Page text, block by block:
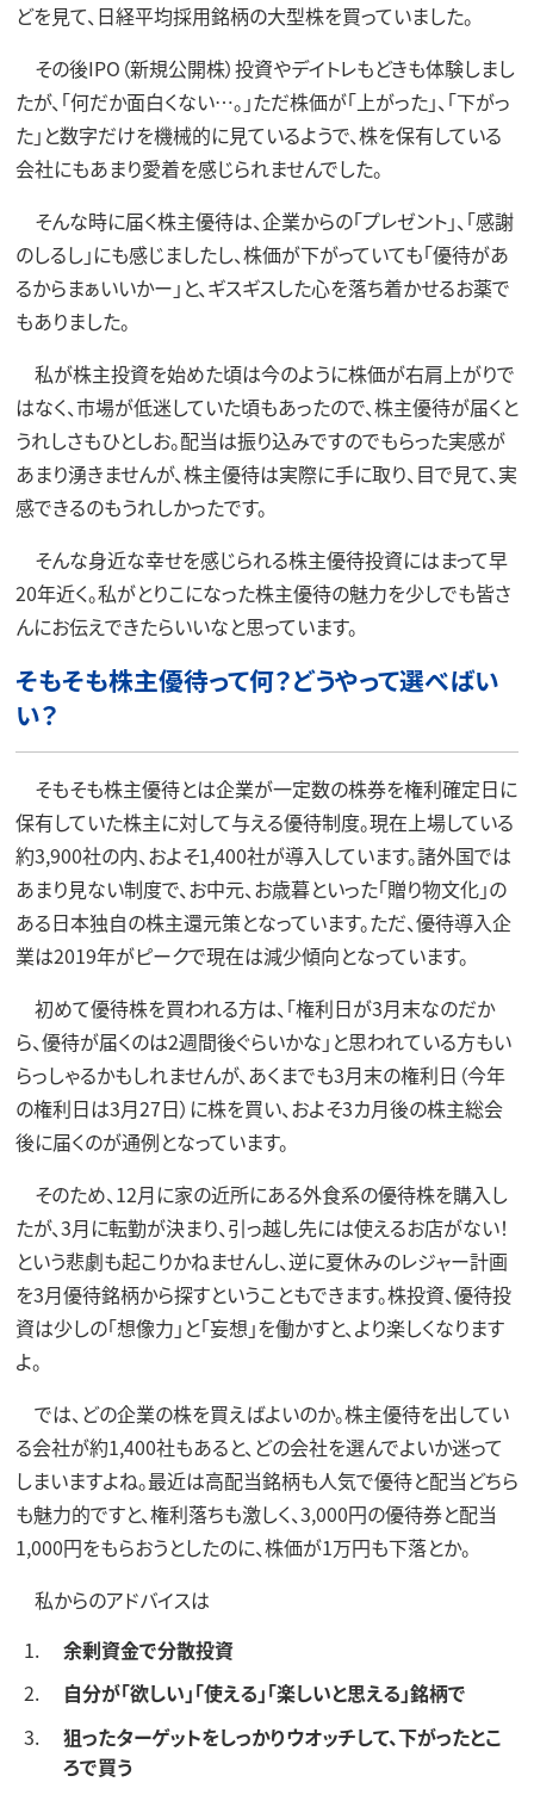
どを見て、日経平均採用銘柄の大型株を買っていました。
その後IPO（新規公開株）投資やデイトレもどきも体験しまし
たが、「何だか面白くない…。」ただ株価が「上がった」、「下がっ
た」と数字だけを機械的に見ているようで、株を保有している
会社にもあまり愛着を感じられませんでした。
そんな時に届く株主優待は、企業からの「プレゼント」、「感謝
のしるし」にも感じましたし、株価が下がっていても「優待があ
るからまぁいいかー」と、ギスギスした心を落ち着かせるお薬で
もありました。
私が株主投資を始めた頃は今のように株価が右肩上がりで
はなく、市場が低迷していた頃もあったので、株主優待が届くと
うれしさもひとしお。配当は振り込みですのでもらった実感が
あまり湧きませんが、株主優待は実際に手に取り、目で見て、実
感できるのもうれしかったです。
そんな身近な幸せを感じられる株主優待投資にはまって早
20年近く。私がとりこになった株主優待の魅力を少しでも皆さ
んにお伝えできたらいいなと思っています。
そもそも株主優待って何？どうやって選べばい
い？
そもそも株主優待とは企業が一定数の株券を権利確定日に
保有していた株主に対して与える優待制度。現在上場している
約3,900社の内、およそ1,400社が導入しています。諸外国では
あまり見ない制度で、お中元、お歳暮といった「贈り物文化」の
ある日本独自の株主還元策となっています。ただ、優待導入企
業は2019年がピークで現在は減少傾向となっています。
初めて優待株を買われる方は、「権利日が3月末なのだか
ら、優待が届くのは2週間後ぐらいかな」と思われている方もい
らっしゃるかもしれませんが、あくまでも3月末の権利日（今年
の権利日は3月27日）に株を買い、およそ3カ月後の株主総会
後に届くのが通例となっています。
そのため、12月に家の近所にある外食系の優待株を購入し
たが、3月に転勤が決まり、引っ越し先には使えるお店がない！
という悲劇も起こりかねませんし、逆に夏休みのレジャー計画
を3月優待銘柄から探すということもできます。株投資、優待投
資は少しの「想像力」と「妄想」を働かすと、より楽しくなります
よ。
では、どの企業の株を買えばよいのか。株主優待を出してい
る会社が約1,400社もあると、どの会社を選んでよいか迷って
しまいますよね。最近は高配当銘柄も人気で優待と配当どちら
も魅力的ですと、権利落ちも激しく、3,000円の優待券と配当
1,000円をもらおうとしたのに、株価が1万円も下落とか。
私からのアドバイスは
余剰資金で分散投資
自分が「欲しい」「使える」「楽しいと思える」銘柄で
狙ったターゲットをしっかりウオッチして、下がったとこ
ろで買う